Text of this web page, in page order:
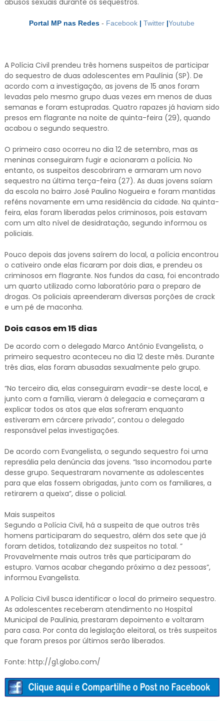
Portal MP nas Redes - Facebook | Twitter |Youtube
A Polícia Civil prendeu três homens suspeitos de participar
do sequestro de duas adolescentes em Paulínia (SP). De
acordo com a investigação, as jovens de 15 anos foram
levadas pelo mesmo grupo duas vezes em menos de duas
semanas e foram estupradas. Quatro rapazes já haviam sido
presos em flagrante na noite de quinta-feira (29), quando
acabou o segundo sequestro.
O primeiro caso ocorreu no dia 12 de setembro, mas as
meninas conseguiram fugir e acionaram a polícia. No
entanto, os suspeitos descobriram e armaram um novo
sequestro na última terça-feira (27). As duas jovens saíam
da escola no bairro José Paulino Nogueira e foram mantidas
reféns novamente em uma residência da cidade. Na quinta-
feira, elas foram liberadas pelos criminosos, pois estavam
com um alto nível de desidratação, segundo informou os
policiais.
Pouco depois das jovens saírem do local, a polícia encontrou
o cativeiro onde elas ficaram por dois dias, e prendeu os
criminosos em flagrante. Nos fundos da casa, foi encontrado
um quarto utilizado como laboratório para o preparo de
drogas. Os policiais apreenderam diversas porções de crack
e um pé de maconha.
Dois casos em 15 dias
De acordo com o delegado Marco Antônio Evangelista, o
primeiro sequestro aconteceu no dia 12 deste mês. Durante
três dias, elas foram abusadas sexualmente pelo grupo.
“No terceiro dia, elas conseguiram evadir-se deste local, e
junto com a família, vieram à delegacia e começaram a
explicar todos os atos que elas sofreram enquanto
estiveram em cárcere privado”, contou o delegado
responsável pelas investigações.
De acordo com Evangelista, o segundo sequestro foi uma
represália pela denúncia das jovens. “Isso incomodou parte
desse grupo. Sequestraram novamente as adolescentes
para que elas fossem obrigadas, junto com os familiares, a
retirarem a queixa”, disse o policial.
Mais suspeitos
Segundo a Polícia Civil, há a suspeita de que outros três
homens participaram do sequestro, além dos sete que já
foram detidos, totalizando dez suspeitos no total. ”
Provavelmente mais outros três que participaram do
estupro. Vamos acabar chegando próximo a dez pessoas”,
informou Evangelista.
A Polícia Civil busca identificar o local do primeiro sequestro.
As adolescentes receberam atendimento no Hospital
Municipal de Paulínia, prestaram depoimento e voltaram
para casa. Por conta da legislação eleitoral, os três suspeitos
que foram presos por últimos serão liberados.
Fonte: http://g1.globo.com/